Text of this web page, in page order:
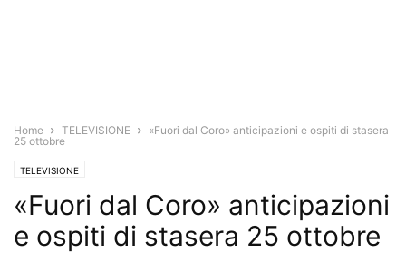
Home TELEVISIONE
«Fuori dal Coro» anticipazioni e ospiti di stasera
25 ottobre
TELEVISIONE
«Fuori dal Coro» anticipazioni
e ospiti di stasera 25 ottobre